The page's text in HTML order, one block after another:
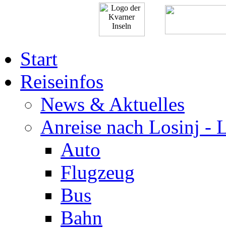
Start
Reiseinfos
News & Aktuelles
Anreise nach Losinj -
Auto
Flugzeug
Bus
Bahn